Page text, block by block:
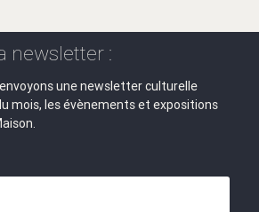
newsletter :
une newsletter culturelle
mois, les évènements et expositions